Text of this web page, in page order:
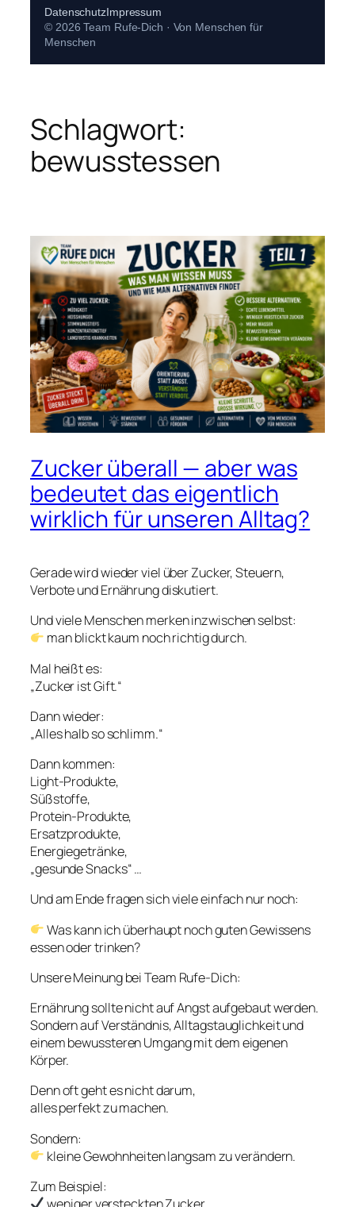
DatenschutzImpressum
© 2026 Team Rufe-Dich · Von Menschen für
Menschen
Schlagwort:
bewusstessen
Zucker überall — aber was
bedeutet das eigentlich
wirklich für unseren Alltag?
Gerade wird wieder viel über Zucker, Steuern,
Verbote und Ernährung diskutiert.
Und viele Menschen merken inzwischen selbst:
man blickt kaum noch richtig durch.
Mal heißt es:
„Zucker ist Gift.“
Dann wieder:
„Alles halb so schlimm.“
Dann kommen:
Light-Produkte,
Süßstoffe,
Protein-Produkte,
Ersatzprodukte,
Energiegetränke,
„gesunde Snacks“ …
Und am Ende fragen sich viele einfach nur noch:
Was kann ich überhaupt noch guten Gewissens
essen oder trinken?
Unsere Meinung bei Team Rufe-Dich:
Ernährung sollte nicht auf Angst aufgebaut werden.
Sondern auf Verständnis, Alltagstauglichkeit und
einem bewussteren Umgang mit dem eigenen
Körper.
Denn oft geht es nicht darum,
alles perfekt zu machen.
Sondern:
kleine Gewohnheiten langsam zu verändern.
Zum Beispiel: